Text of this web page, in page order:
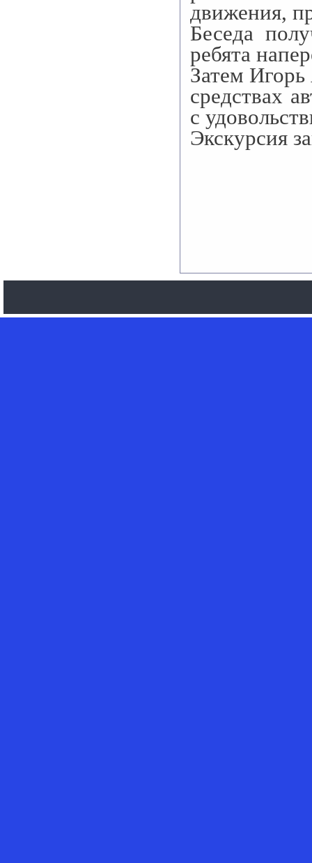
движения,
Беседа
ребята
Затем Игорь
средствах
с
Экскурсия